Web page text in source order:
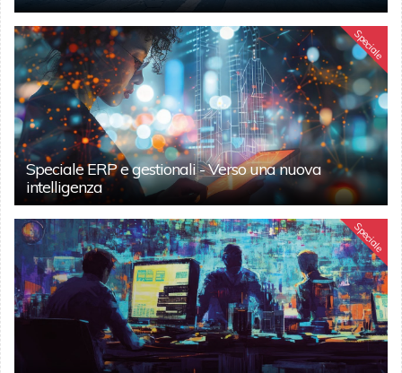
Speciale
Speciale ERP e gestionali - Verso una nuova
intelligenza
Speciale